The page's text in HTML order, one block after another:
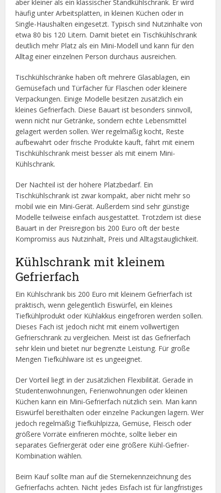
aber kleiner als ein klassischer Standkühlschrank. Er wird
häufig unter Arbeitsplatten, in kleinen Küchen oder in
Single-Haushalten eingesetzt. Typisch sind Nutzinhalte von
etwa 80 bis 120 Litern. Damit bietet ein Tischkühlschrank
deutlich mehr Platz als ein Mini-Modell und kann für den
Alltag einer einzelnen Person durchaus ausreichen.
Tischkühlschränke haben oft mehrere Glasablagen, ein
Gemüsefach und Türfächer für Flaschen oder kleinere
Verpackungen. Einige Modelle besitzen zusätzlich ein
kleines Gefrierfach. Diese Bauart ist besonders sinnvoll,
wenn nicht nur Getränke, sondern echte Lebensmittel
gelagert werden sollen. Wer regelmäßig kocht, Reste
aufbewahrt oder frische Produkte kauft, fährt mit einem
Tischkühlschrank meist besser als mit einem Mini-
Kühlschrank.
Der Nachteil ist der höhere Platzbedarf. Ein
Tischkühlschrank ist zwar kompakt, aber nicht mehr so
mobil wie ein Mini-Gerät. Außerdem sind sehr günstige
Modelle teilweise einfach ausgestattet. Trotzdem ist diese
Bauart in der Preisregion bis 200 Euro oft der beste
Kompromiss aus Nutzinhalt, Preis und Alltagstauglichkeit.
Kühlschrank mit kleinem
Gefrierfach
Ein Kühlschrank bis 200 Euro mit kleinem Gefrierfach ist
praktisch, wenn gelegentlich Eiswürfel, ein kleines
Tiefkühlprodukt oder Kühlakkus eingefroren werden sollen.
Dieses Fach ist jedoch nicht mit einem vollwertigen
Gefrierschrank zu vergleichen. Meist ist das Gefrierfach
sehr klein und bietet nur begrenzte Leistung. Für große
Mengen Tiefkühlware ist es ungeeignet.
Der Vorteil liegt in der zusätzlichen Flexibilität. Gerade in
Studentenwohnungen, Ferienwohnungen oder kleinen
Küchen kann ein Mini-Gefrierfach nützlich sein. Man kann
Eiswürfel bereithalten oder einzelne Packungen lagern. Wer
jedoch regelmäßig Tiefkühlpizza, Gemüse, Fleisch oder
größere Vorräte einfrieren möchte, sollte lieber ein
separates Gefriergerät oder eine größere Kühl-Gefrier-
Kombination wählen.
Beim Kauf sollte man auf die Sternekennzeichnung des
Gefrierfachs achten. Nicht jedes Eisfach ist für langfristiges